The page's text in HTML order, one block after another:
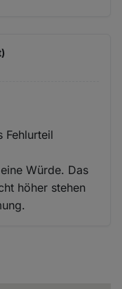
Fehlurteil
Würde. Das
höher stehen